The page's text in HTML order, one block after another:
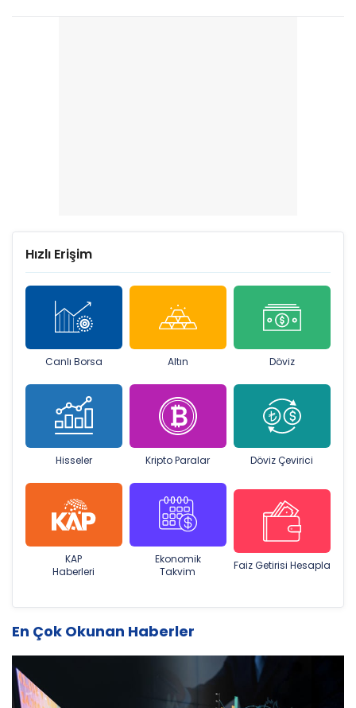
Hızlı Erişim
Canlı Borsa Altın Döviz
Hisseler Kripto Paralar Döviz Çevirici
KAP
Haberleri
Ekonomik
Takvim
Faiz Getirisi Hesapla
En Çok Okunan Haberler